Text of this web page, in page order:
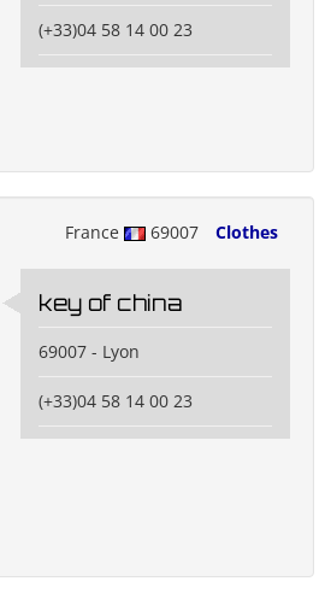
(+33)04 58 14 00 23
France 69007 Clothes
key of china
69007 - Lyon
(+33)04 58 14 00 23